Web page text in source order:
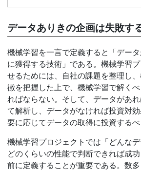
データありきの企画は失敗す
機械学習を一言で定義すると「デー
に獲得する技術」である。機械学習
せるためには、自社の課題を整理し
徴を把握した上で、機械学習で解く
ればならない。そして、データがあ
て解析し、データがなければ投資対
要に応じてデータの取得に投資するべ
機械学習プロジェクトでは「どんな
どのくらいの性能で判断できれば成
前に定義することが重要である。数